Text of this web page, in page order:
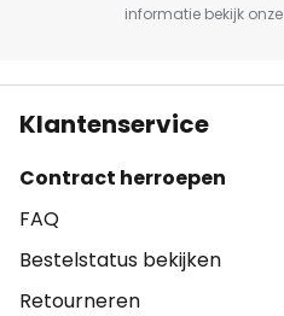
informatie bekijk onze
Klantenservice
Contract herroepen
FAQ
Bestelstatus bekijken
Retourneren